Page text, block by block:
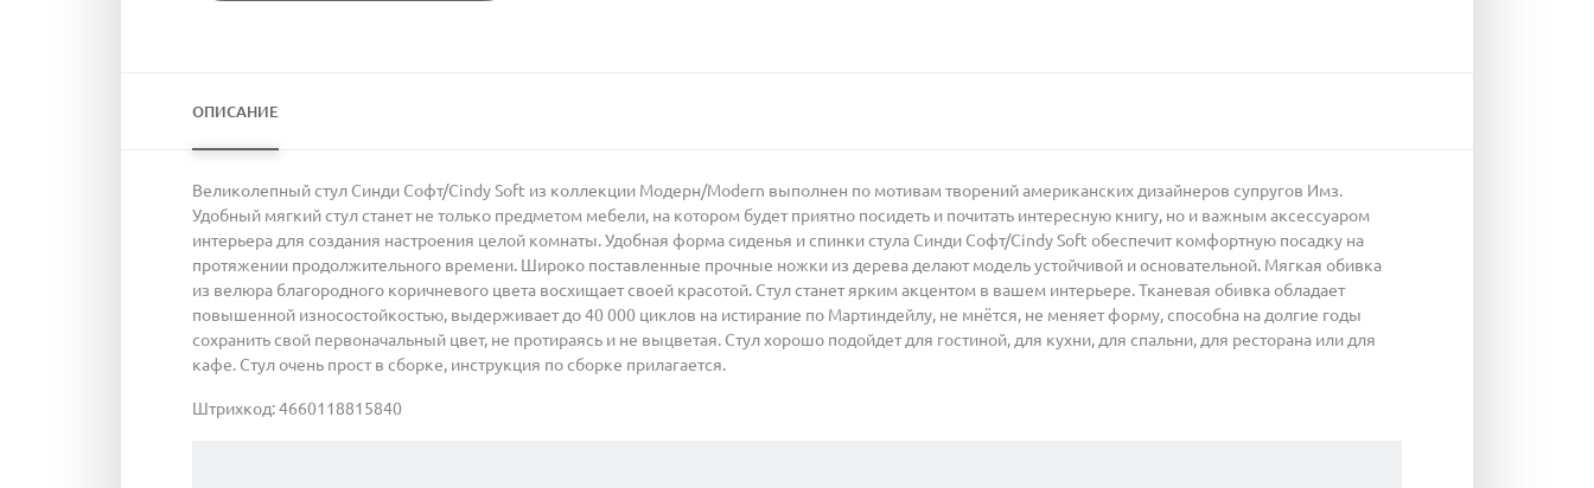
ОПИСАНИЕ
Великолепный стул Синди Софт/Cindy Soft из коллекции Модерн/Modern выполнен по мотивам творений американских дизайнеров супругов Имз.
Удобный мягкий стул станет не только предметом мебели, на котором будет приятно посидеть и почитать интересную книгу, но и важным аксессуаром
интерьера для создания настроения целой комнаты. Удобная форма сиденья и спинки стула Синди Софт/Cindy Soft обеспечит комфортную посадку на
протяжении продолжительного времени. Широко поставленные прочные ножки из дерева делают модель устойчивой и основательной. Мягкая обивка
из велюра благородного коричневого цвета восхищает своей красотой. Стул станет ярким акцентом в вашем интерьере. Тканевая обивка обладает
повышенной износостойкостью, выдерживает до 40 000 циклов на истирание по Мартиндейлу, не мнётся, не меняет форму, способна на долгие годы
сохранить свой первоначальный цвет, не протираясь и не выцветая. Стул хорошо подойдет для гостиной, для кухни, для спальни, для ресторана или для
кафе. Стул очень прост в сборке, инструкция по сборке прилагается.
Штрихкод: 4660118815840